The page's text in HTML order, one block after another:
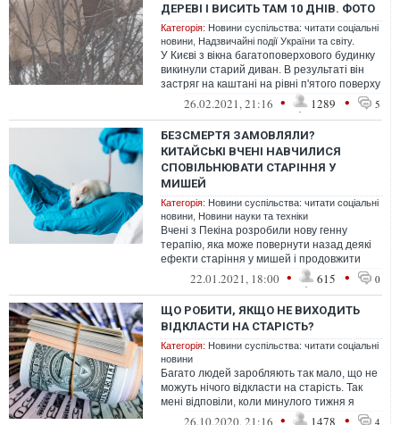
ДЕРЕВІ І ВИСИТЬ ТАМ 10 ДНІВ. ФОТО
Категорія: Новини суспільства: читати соціальні
новини Надзвичайні події України та світу.
У Києві з вікна багатоповерхового будинку
викинули старий диван. В результаті він
застряг на каштані на рівні п'ятого поверху
і висить там десять днів...
26.02.2021, 21:16 • 1289 • 5
БЕЗСМЕРТЯ ЗАМОВЛЯЛИ?
КИТАЙСЬКІ ВЧЕНІ НАВЧИЛИСЯ
СПОВІЛЬНЮВАТИ СТАРІННЯ У
МИШЕЙ
Категорія: Новини суспільства: читати соціальні
новини Новини науки та техніки
Вчені з Пекіна розробили нову генну
терапію, яка може повернути назад деякі
ефекти старіння у мишей і продовжити
тривалість їхнього життя. Очікується,...
22.01.2021, 18:00 • 615 • 0
ЩО РОБИТИ, ЯКЩО НЕ ВИХОДИТЬ
ВІДКЛАСТИ НА СТАРІСТЬ?
Категорія: Новини суспільства: читати соціальні
новини
Багато людей заробляють так мало, що не
можуть нічого відкласти на старість. Так
мені відповіли, коли минулого тижня я
написав про необхідність заощад...
26.10.2020, 21:16 • 1478 • 4